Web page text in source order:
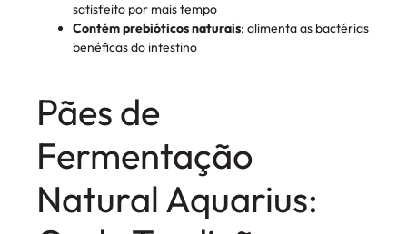
satisfeito por mais tempo
Contém prebióticos naturais: alimenta as bactérias
benéficas do intestino
Pães de
Fermentação
Natural Aquarius: